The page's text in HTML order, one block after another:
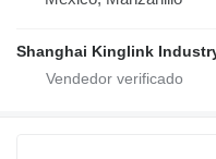
Shanghai Kinglink